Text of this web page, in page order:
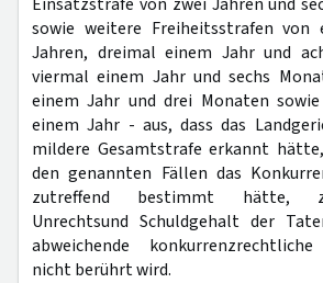
sowie weitere Freiheitsstrafen von
Jahren, dreimal einem Jahr und
viermal einem Jahr und sechs
einem Jahr und drei Monaten
einem Jahr - aus, dass das
mildere Gesamtstrafe erkannt
den genannten Fällen das
zutreffend bestimmt hätte,
Unrechtsund Schuldgehalt der
abweichende
nicht berührt wird.